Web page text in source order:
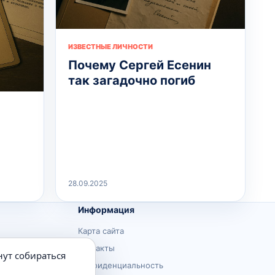
ИЗВЕСТНЫЕ ЛИЧНОСТИ
Почему Сергей Есенин
так загадочно погиб
28.09.2025
Информация
Карта сайта
Контакты
Конфиденциальность
собираться